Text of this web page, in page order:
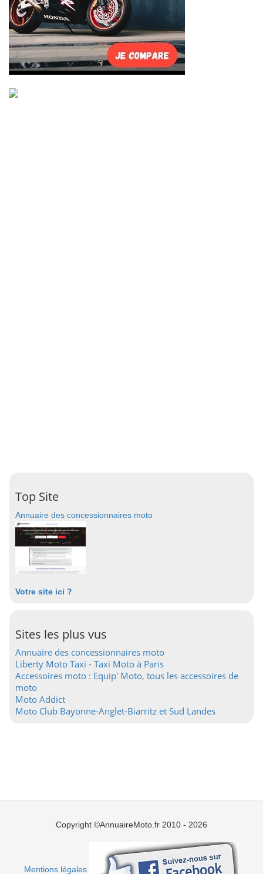
Top Site
Annuaire des concessionnaires moto
Votre site ici ?
Sites les plus vus
Annuaire des concessionnaires moto
Liberty Moto Taxi - Taxi Moto à Paris
Accessoires moto : Equip' Moto, tous les accessoires de
moto
Moto Addict
Moto Club Bayonne-Anglet-Biarritz et Sud Landes
Copyright ©AnnuaireMoto.fr 2010 - 2026
Mentions légales